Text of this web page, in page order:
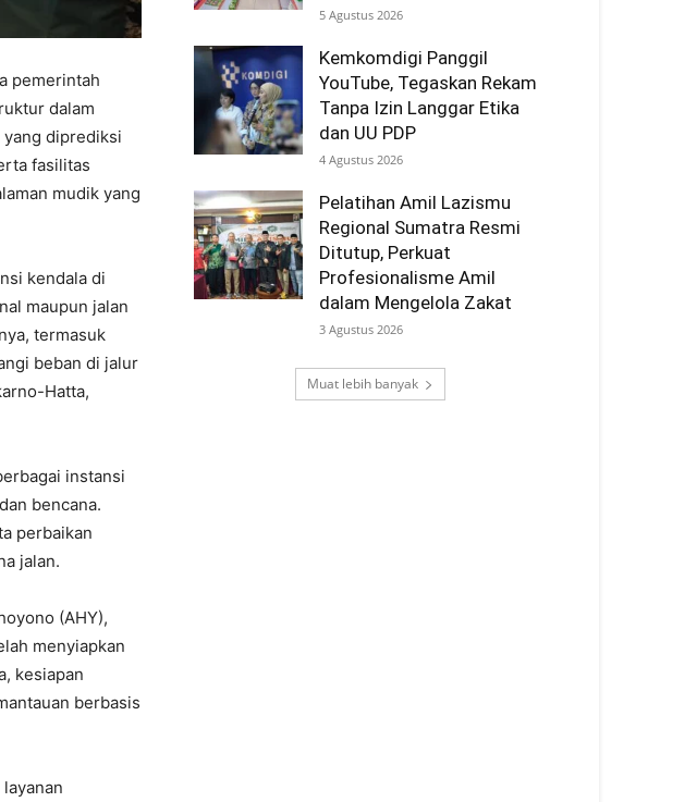
pemerintah
dalam
yang diprediksi
fasilitas
mudik yang
kendala di
maupun jalan
termasuk
beban di jalur
Hatta,
instansi
bencana.
perbaikan
jalan.
(AHY),
menyiapkan
kesiapan
berbasis
5 Agustus 2026
Kemkomdigi Panggil
YouTube, Tegaskan Rekam
Tanpa Izin Langgar Etika
dan UU PDP
4 Agustus 2026
Pelatihan Amil Lazismu
Regional Sumatra Resmi
Ditutup, Perkuat
Profesionalisme Amil
dalam Mengelola Zakat
3 Agustus 2026
Muat lebih banyak